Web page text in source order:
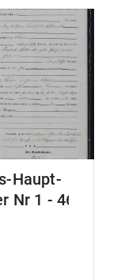
Haupt-
Nr 1 - 46